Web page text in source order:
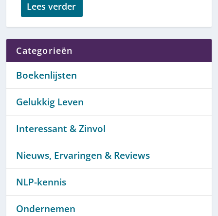
Lees verder
Categorieën
Boekenlijsten
Gelukkig Leven
Interessant & Zinvol
Nieuws, Ervaringen & Reviews
NLP-kennis
Ondernemen